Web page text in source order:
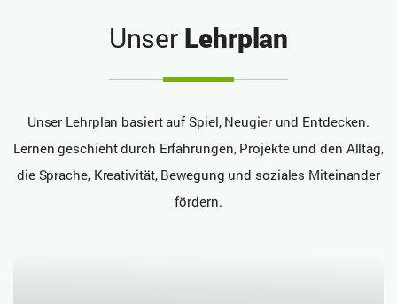
Unser Lehrplan
Unser Lehrplan basiert auf Spiel, Neugier und Entdecken.
Lernen geschieht durch Erfahrungen, Projekte und den Alltag,
die Sprache, Kreativität, Bewegung und soziales Miteinander
fördern.